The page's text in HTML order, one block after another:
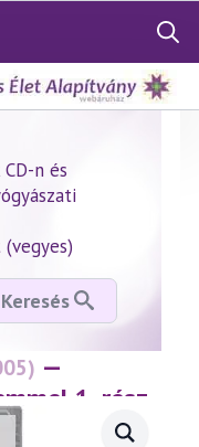
Search
for:
n és
Keresés
—
1. rész